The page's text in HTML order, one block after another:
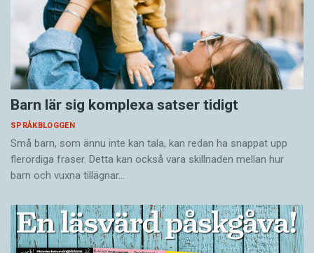
Barn lär sig komplexa satser tidigt
SPRÅKBLOGGEN
Små barn, som ännu inte kan tala, kan redan ha snappat upp
flerordiga fraser. Detta kan också vara skillnaden mellan hur
barn och vuxna tillägnar…